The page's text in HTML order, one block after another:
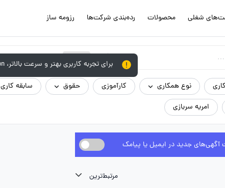
شغلی محصولات رده‌بندی شرکت‌ها رزومه ساز
پژوهش
نوع همکاری کارآموزی حقوق سابقه کاری
امریه سربازی
آگهی‌های جدید در ایمیل یا پیامک
برای تجربه کاربری بهتر و سرعت بالاتر، vpn خود را خاموش کنید.